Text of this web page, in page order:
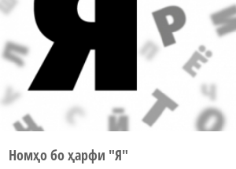
Номҳо бо ҳарфи "Я"